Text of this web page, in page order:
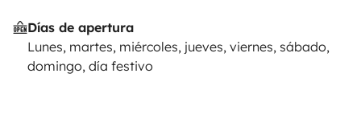
Días de apertura
Lunes, martes, miércoles, jueves, viernes, sábado,
domingo, día festivo